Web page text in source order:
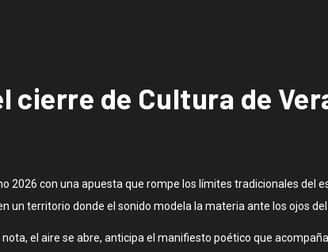
cierre de Cultura de
2026 con una apuesta que rompe los límites tradicionales del
un territorio donde el sonido modela la materia ante los ojos del
el aire se abre, anticipa el manifiesto poético que